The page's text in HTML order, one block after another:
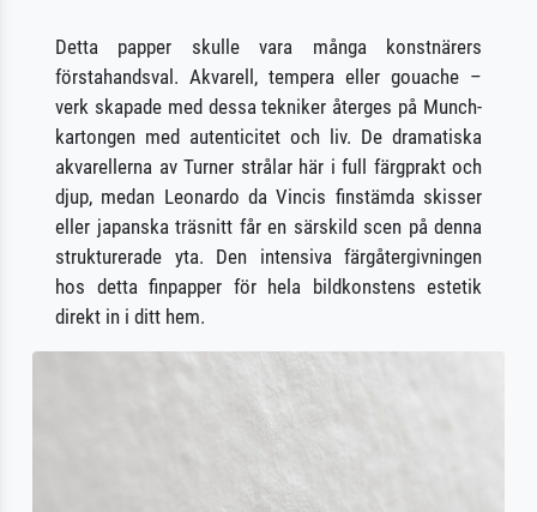
Detta papper skulle vara många konstnärers
förstahandsval. Akvarell, tempera eller gouache –
verk skapade med dessa tekniker återges på Munch-
kartongen med autenticitet och liv. De dramatiska
akvarellerna av Turner strålar här i full färgprakt och
djup, medan Leonardo da Vincis finstämda skisser
eller japanska träsnitt får en särskild scen på denna
strukturerade yta. Den intensiva färgåtergivningen
hos detta finpapper för hela bildkonstens estetik
direkt in i ditt hem.